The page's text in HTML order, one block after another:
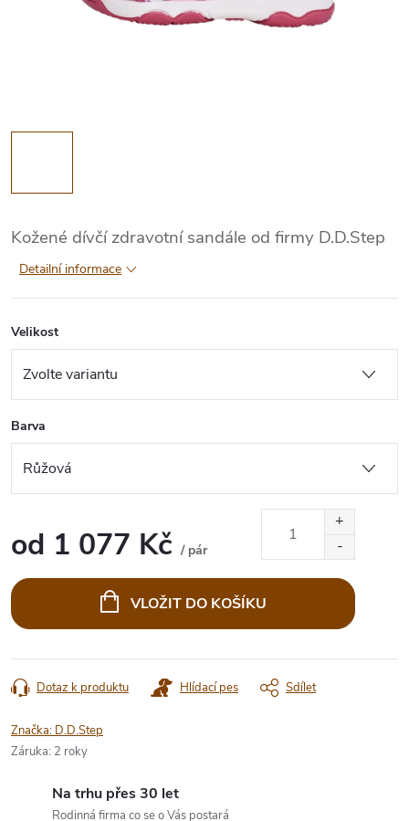
Kožené dívčí zdravotní sandále od firmy D.D.Step
Detailní informace
Velikost
Barva
od 1 077 Kč / pár
cena:
VLOŽIT DO KOŠÍKU
Dotaz k produktu Hlídací pes Sdílet
Značka: D.D.Step
Záruka: 2 roky
Na trhu přes 30 let
Rodinná firma co se o Vás postará